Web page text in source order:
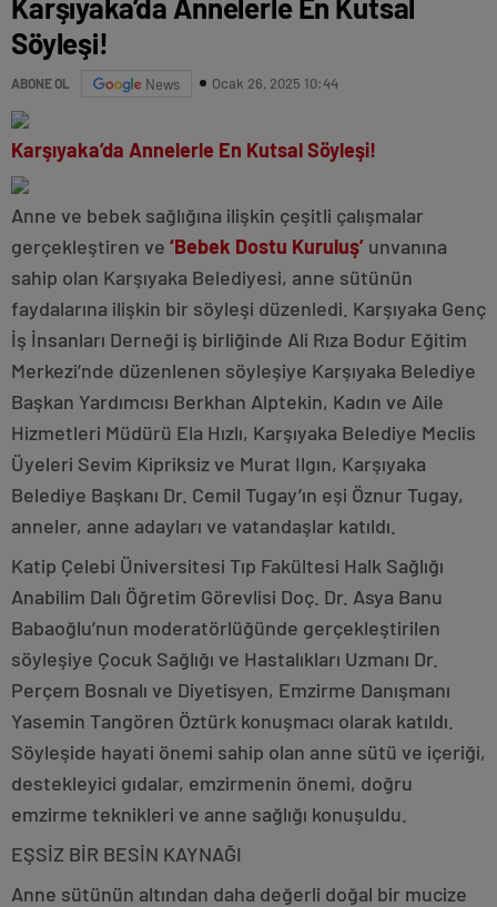
Karşıyaka’da Annelerle En Kutsal
Söyleşi!
ABONE OL News Ocak 26, 2025 10:44
Karşıyaka’da Annelerle En Kutsal Söyleşi!
Anne ve bebek sağlığına ilişkin çeşitli çalışmalar
gerçekleştiren ve ‘Bebek Dostu Kuruluş’ unvanına
sahip olan Karşıyaka Belediyesi, anne sütünün
faydalarına ilişkin bir söyleşi düzenledi. Karşıyaka Genç
İş İnsanları Derneği iş birliğinde Ali Rıza Bodur Eğitim
Merkezi’nde düzenlenen söyleşiye Karşıyaka Belediye
Başkan Yardımcısı Berkhan Alptekin, Kadın ve Aile
Hizmetleri Müdürü Ela Hızlı, Karşıyaka Belediye Meclis
Üyeleri Sevim Kipriksiz ve Murat Ilgın, Karşıyaka
Belediye Başkanı Dr. Cemil Tugay’ın eşi Öznur Tugay,
anneler, anne adayları ve vatandaşlar katıldı.
Katip Çelebi Üniversitesi Tıp Fakültesi Halk Sağlığı
Anabilim Dalı Öğretim Görevlisi Doç. Dr. Asya Banu
Babaoğlu’nun moderatörlüğünde gerçekleştirilen
söyleşiye Çocuk Sağlığı ve Hastalıkları Uzmanı Dr.
Perçem Bosnalı ve Diyetisyen, Emzirme Danışmanı
Yasemin Tangören Öztürk konuşmacı olarak katıldı.
Söyleşide hayati önemi sahip olan anne sütü ve içeriği,
destekleyici gıdalar, emzirmenin önemi, doğru
emzirme teknikleri ve anne sağlığı konuşuldu.
EŞSİZ BİR BESİN KAYNAĞI
Anne sütünün altından daha değerli doğal bir mucize